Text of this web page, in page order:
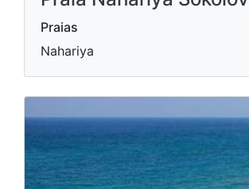
Praias
Nahariya